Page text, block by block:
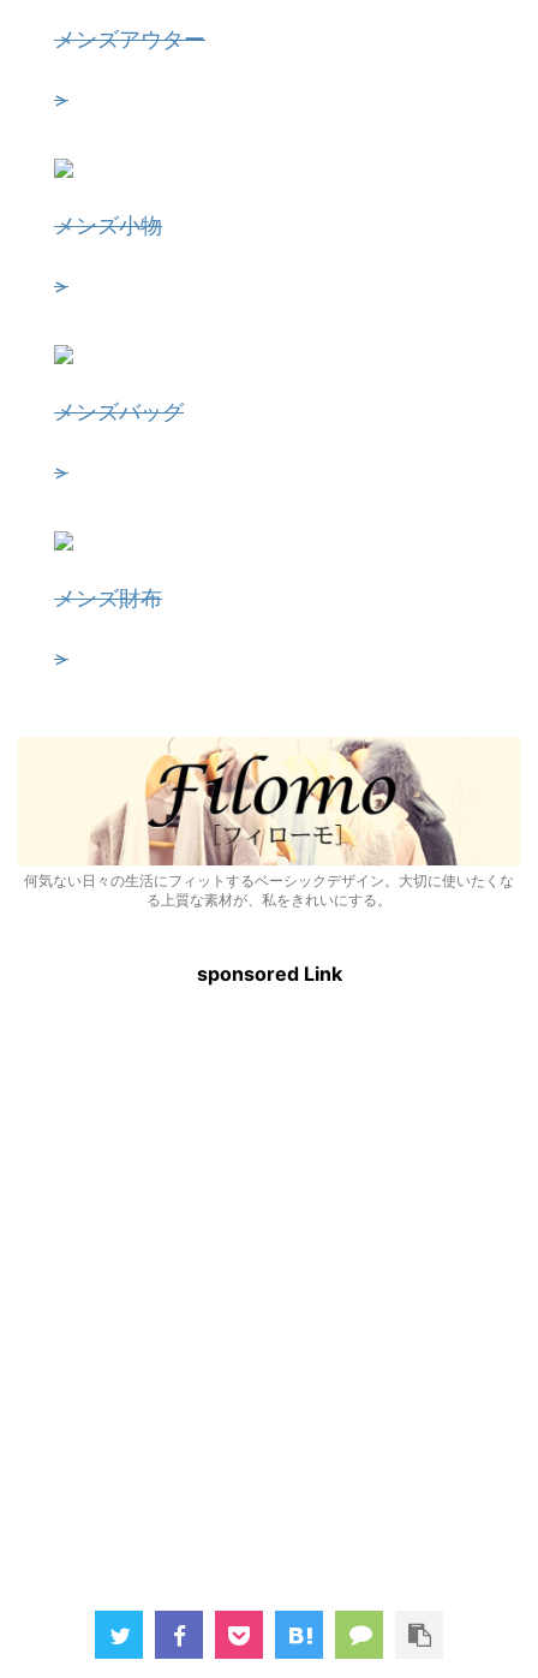
メンズアウター
>
メンズ小物
>
メンズバッグ
>
メンズ財布
>
何気ない日々の生活にフィットするベーシックデザイン。大切に使いたくな
る上質な素材が、私をきれいにする。
sponsored Link